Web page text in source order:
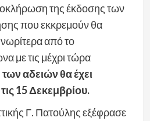
της έκδοσης των
που εκκρεμούν θα
από το
με τις μέχρι τώρα
αδειών θα έχει
15 Δεκεμβρίου.
Γ. Πατούλης εξέφρασε